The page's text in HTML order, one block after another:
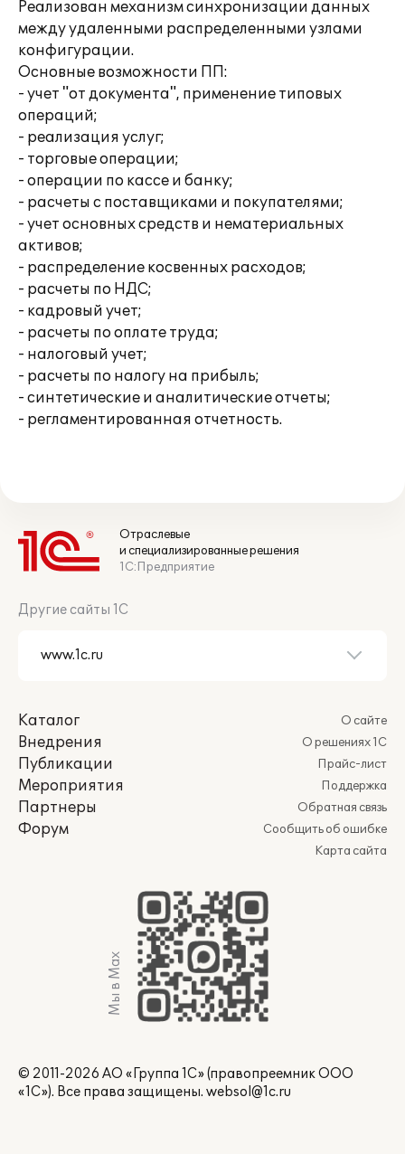
Реализован механизм синхронизации данных
между удаленными распределенными узлами
конфигурации.
Основные возможности ПП:
- учет "от документа", применение типовых
операций;
- реализация услуг;
- торговые операции;
- операции по кассе и банку;
- расчеты с поставщиками и покупателями;
- учет основных средств и нематериальных
активов;
- распределение косвенных расходов;
- расчеты по НДС;
- кадровый учет;
- расчеты по оплате труда;
- налоговый учет;
- расчеты по налогу на прибыль;
- синтетические и аналитические отчеты;
- регламентированная отчетность.
Отраслевые
и специализированные решения
1С:Предприятие
Другие сайты 1С
Каталог
Внедрения
Публикации
Мероприятия
Партнеры
Форум
О сайте
О решениях 1С
Прайс-лист
Поддержка
Обратная связь
Сообщить об ошибке
Карта сайта
Мы в Max
© 2011-2026 АО «Группа 1С» (правопреемник ООО
«1С»). Все права защищены. websol@1c.ru